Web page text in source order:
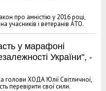
про амністію у 2016 році,
учасників і ветеранів АТО.
у марафоні
України", -
голови ХОДА Юлії Світличної,
перевірити свої сили.